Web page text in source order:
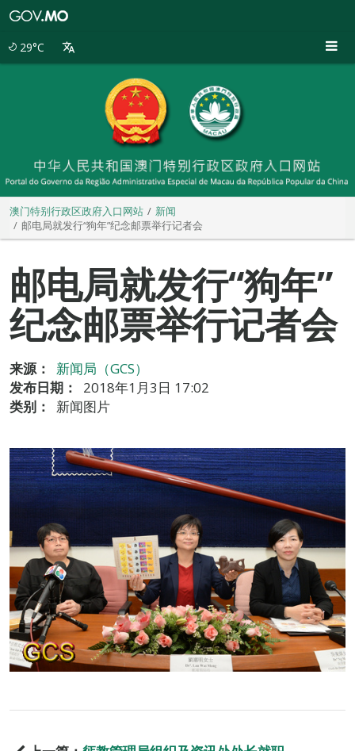
29°C
澳门特别行政区政府入口网站
新闻
邮电局就发行“狗年”纪念邮票举行记者会
邮电局就发行“狗年”
纪念邮票举行记者会
来源：
新闻局（GCS）
发布日期：
2018年1月3日 17:02
类别：
新闻图片